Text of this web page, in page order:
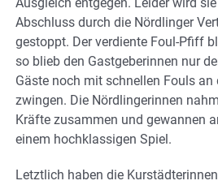
Abschluss durch die Nördlinger
gestoppt. Der verdiente Foul-Pfiff
so blieb den Gastgeberinnen nur
Gäste noch mit schnellen Fouls an
zwingen. Die Nördlingerinnen
Kräfte zusammen und gewannen
einem hochklassigen Spiel.
Letztlich haben die